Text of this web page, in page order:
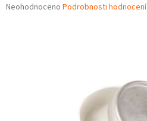
Průměrné
Neohodnoceno Podrobnosti hodnocení